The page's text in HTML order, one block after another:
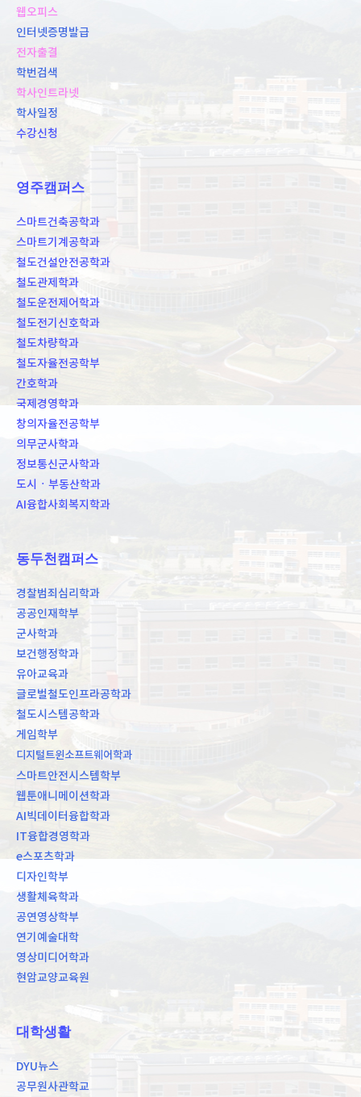
웹오피스
인터넷증명발급
전자출결
학번검색
학사인트라넷
학사일정
수강신청
영주캠퍼스
스마트건축공학과
스마트기계공학과
철도건설안전공학과
철도관제학과
철도운전제어학과
철도전기신호학과
철도차량학과
철도자율전공학부
간호학과
국제경영학과
창의자율전공학부
의무군사학과
정보통신군사학과
도시ㆍ부동산학과
AI융합사회복지학과
동두천캠퍼스
경찰범죄심리학과
공공인재학부
군사학과
보건행정학과
유아교육과
글로벌철도인프라공학과
철도시스템공학과
게임학부
디지털트윈소프트웨어학과
스마트안전시스템학부
웹툰애니메이션학과
AI빅데이터융합학과
IT융합경영학과
e스포츠학과
디자인학부
생활체육학과
공연영상학부
연기예술대학
영상미디어학과
현암교양교육원
대학생활
DYU뉴스
공무원사관학교